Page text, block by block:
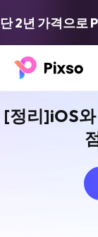
단 2년 가격으로
[정리]iOS와